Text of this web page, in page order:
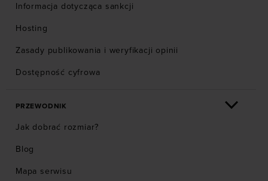
Informacja dotycząca sankcji
Hosting
Zasady publikowania i weryfikacji opinii
Dostępność cyfrowa
PRZEWODNIK
Jak dobrać rozmiar?
Blog
Mapa serwisu